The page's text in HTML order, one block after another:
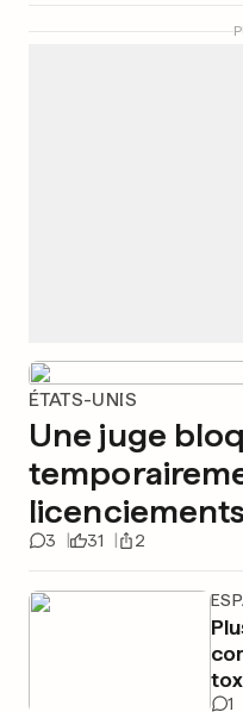
ÉTATS-UNIS
Une juge
3 31 2
1